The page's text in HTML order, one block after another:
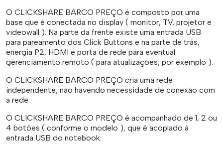
O CLICKSHARE BARCO PREÇO é composto por uma
base que é conectada no display ( monitor, TV, projetor e
videowall ). Na parte da frente existe uma entrada USB
para pareamento dos Click Buttons e na parte de trás,
energia P2, HDMI e porta de rede para eventual
gerenciamento remoto ( para atualizações, por exemplo ).
O CLICKSHARE BARCO PREÇO cria uma rede
independente, não havendo necessidade de conexão com
a rede.
O CLICKSHARE BARCO PREÇO é acompanhado de 1, 2 ou
4 botões ( conforme o modelo ), que é acoplado à
entrada USB do notebook.